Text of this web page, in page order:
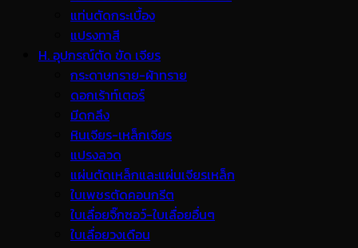
แท่นตัดกระเบื้อง
แปรงทาสี
H. อุปกรณ์ตัด ขัด เจียร
กระดาษทราย-ผ้าทราย
ดอกเร้าท์เตอร์
มีดกลึง
หินเจียร-เหล็กเจียร
แปรงลวด
แผ่นตัดเหล็กและแผ่นเจียรเหล็ก
ใบเพชรตัดคอนกรีต
ใบเลื่อยจิ๊กซอว์-ใบเลื่อยอื่นๆ
ใบเลื่อยวงเดือน